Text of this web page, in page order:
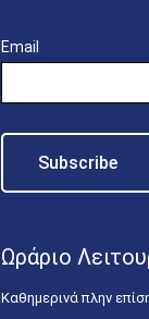
Email
Ωράριο
Καθημερινά πλην